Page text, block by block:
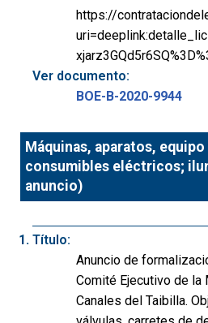
https://
Ver documento:
BOE-B-2020-9944
Máquinas, aparatos,
consumibles eléctricos;
anuncio)
Título:
Anuncio de
Comité Ejecutivo de la
Canales del Taibilla.